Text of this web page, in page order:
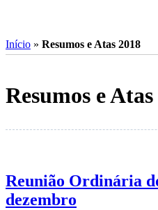
Início » Resumos e Atas 2018
Resumos e
Reunião Ordinária
dezembro